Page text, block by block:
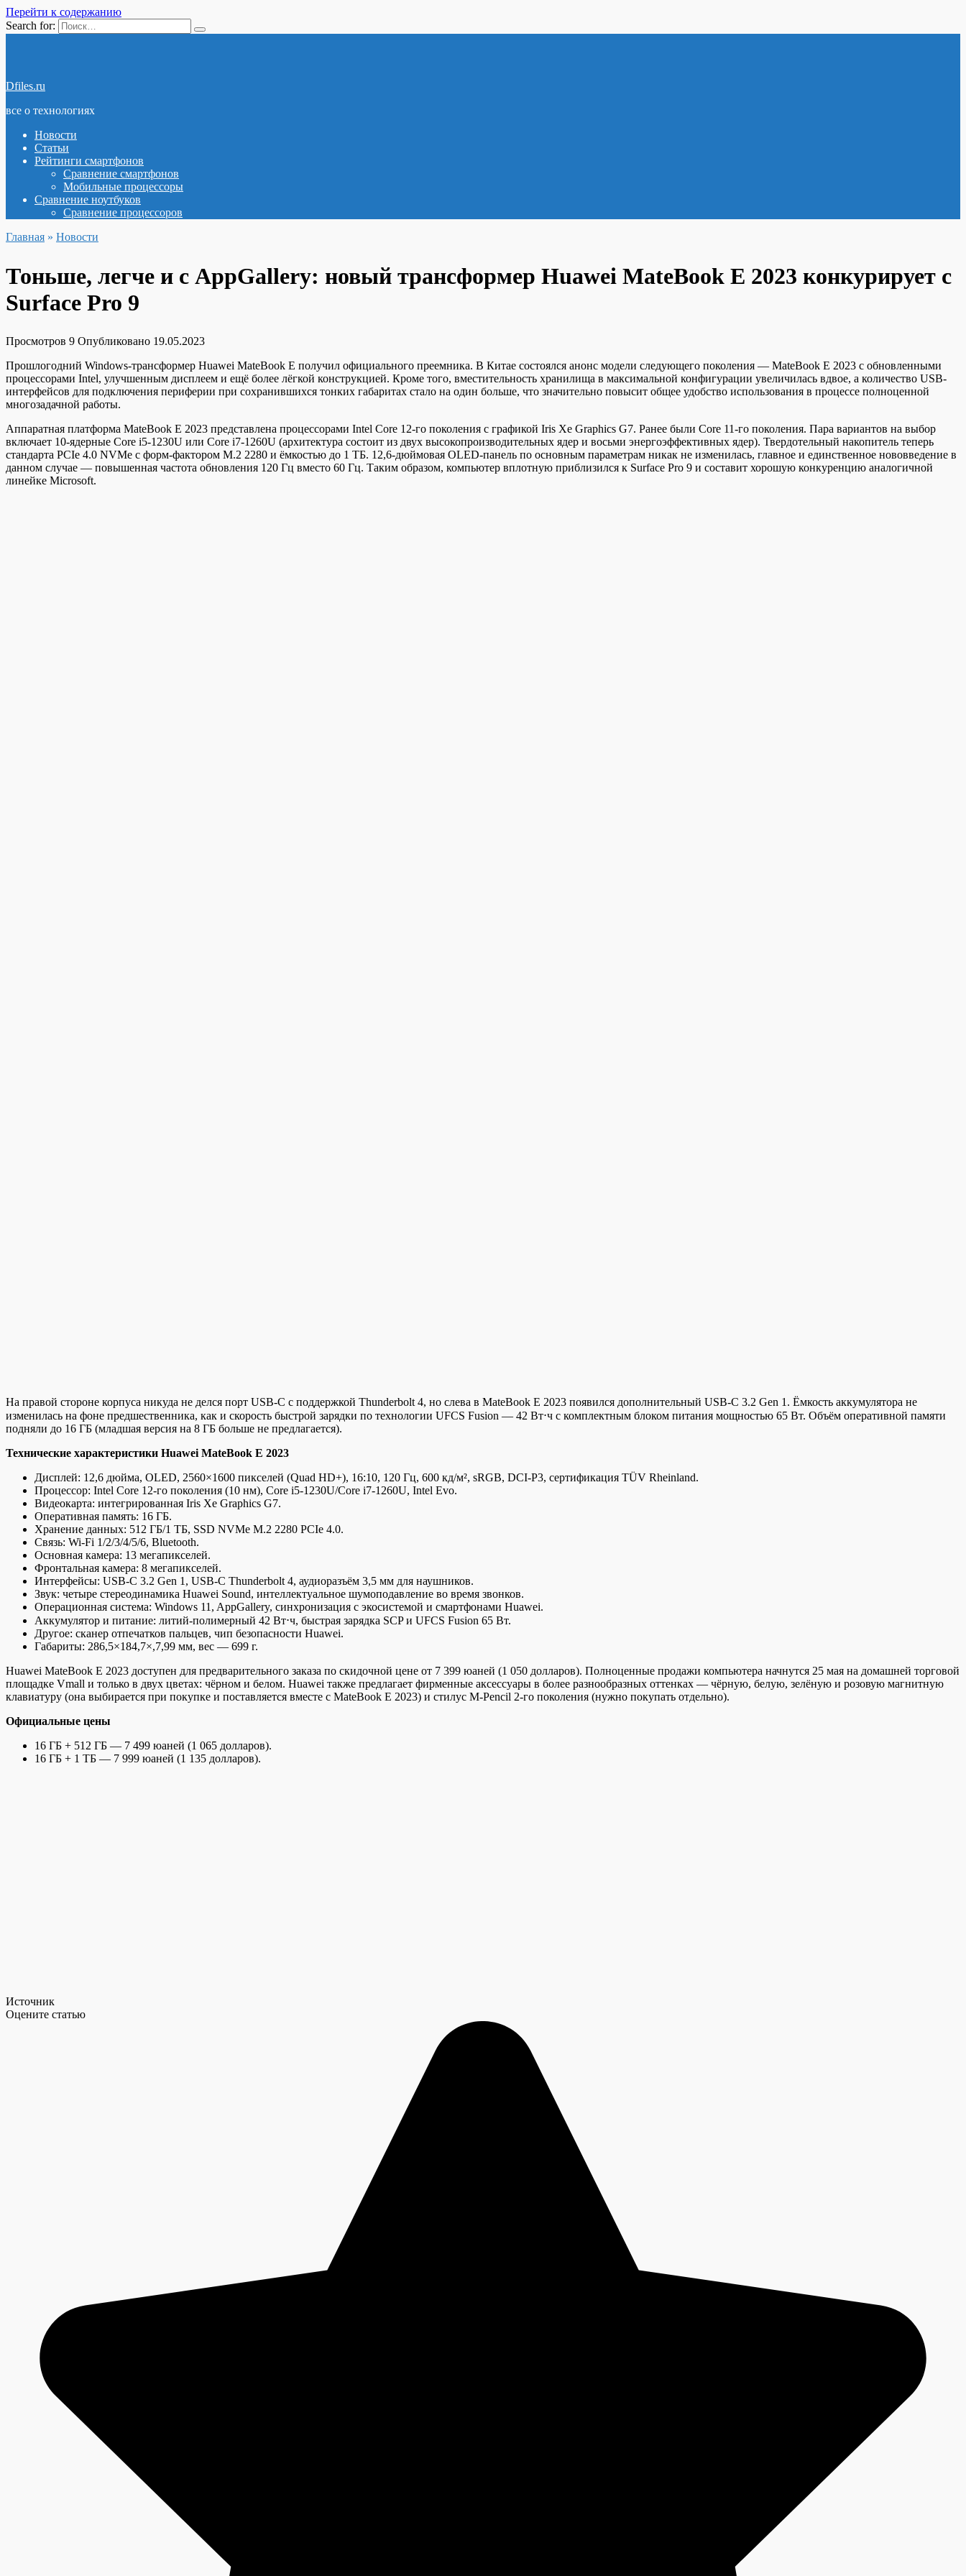
Перейти к содержанию
Search for:
Dfiles.ru
все о технологиях
Новости
Статьи
Рейтинги смартфонов
Сравнение смартфонов
Мобильные процессоры
Сравнение ноутбуков
Сравнение процессоров
Главная » Новости
Тоньше, легче и с AppGallery: новый трансформер Huawei MateBook E 2023 конкурирует с
Surface Pro 9
Просмотров 9 Опубликовано 19.05.2023
Прошлогодний Windows-трансформер Huawei MateBook E получил официального преемника. В Китае состоялся анонс модели следующего поколения — MateBook E 2023 с обновленными
процессорами Intel, улучшенным дисплеем и ещё более лёгкой конструкцией. Кроме того, вместительность хранилища в максимальной конфигурации увеличилась вдвое, а количество USB-
интерфейсов для подключения периферии при сохранившихся тонких габаритах стало на один больше, что значительно повысит общее удобство использования в процессе полноценной
многозадачной работы.
Аппаратная платформа MateBook E 2023 представлена процессорами Intel Core 12-го поколения с графикой Iris Xe Graphics G7. Ранее были Core 11-го поколения. Пара вариантов на выбор
включает 10-ядерные Core i5-1230U или Core i7-1260U (архитектура состоит из двух высокопроизводительных ядер и восьми энергоэффективных ядер). Твердотельный накопитель теперь
стандарта PCIe 4.0 NVMe с форм-фактором M.2 2280 и ёмкостью до 1 ТБ. 12,6-дюймовая OLED-панель по основным параметрам никак не изменилась, главное и единственное нововведение в
данном случае — повышенная частота обновления 120 Гц вместо 60 Гц. Таким образом, компьютер вплотную приблизился к Surface Pro 9 и составит хорошую конкуренцию аналогичной
линейке Microsoft.
На правой стороне корпуса никуда не делся порт USB-C с поддержкой Thunderbolt 4, но слева в MateBook E 2023 появился дополнительный USB-С 3.2 Gen 1. Ëмкость аккумулятора не
изменилась на фоне предшественника, как и скорость быстрой зарядки по технологии UFCS Fusion — 42 Вт⋅ч с комплектным блоком питания мощностью 65 Вт. Объём оперативной памяти
подняли до 16 ГБ (младшая версия на 8 ГБ больше не предлагается).
Технические характеристики Huawei MateBook E 2023
Дисплей: 12,6 дюйма, OLED, 2560×1600 пикселей (Quad HD+), 16:10, 120 Гц, 600 кд/м², sRGB, DCI-P3, сертификация TÜV Rheinland.
Процессор: Intel Core 12-го поколения (10 нм), Core i5-1230U/Core i7-1260U, Intel Evo.
Видеокарта: интегрированная Iris Xe Graphics G7.
Оперативная память: 16 ГБ.
Хранение данных: 512 ГБ/1 ТБ, SSD NVMe M.2 2280 PCIe 4.0.
Связь: Wi-Fi 1/2/3/4/5/6, Bluetooth.
Основная камера: 13 мегапикселей.
Фронтальная камера: 8 мегапикселей.
Интерфейсы: USB-C 3.2 Gen 1, USB-С Thunderbolt 4, аудиоразъём 3,5 мм для наушников.
Звук: четыре стереодинамика Huawei Sound, интеллектуальное шумоподавление во время звонков.
Операционная система: Windows 11, AppGallery, синхронизация с экосистемой и смартфонами Huawei.
Аккумулятор и питание: литий-полимерный 42 Вт⋅ч, быстрая зарядка SCP и UFCS Fusion 65 Вт.
Другое: сканер отпечатков пальцев, чип безопасности Huawei.
Габариты: 286,5×184,7×,7,99 мм, вес — 699 г.
Huawei MateBook E 2023 доступен для предварительного заказа по скидочной цене от 7 399 юаней (1 050 долларов). Полноценные продажи компьютера начнутся 25 мая на домашней торговой
площадке Vmall и только в двух цветах: чёрном и белом. Huawei также предлагает фирменные аксессуары в более разнообразных оттенках — чёрную, белую, зелёную и розовую магнитную
клавиатуру (она выбирается при покупке и поставляется вместе с MateBook E 2023) и стилус M-Pencil 2-го поколения (нужно покупать отдельно).
Официальные цены
16 ГБ + 512 ГБ — 7 499 юаней (1 065 долларов).
16 ГБ + 1 ТБ — 7 999 юаней (1 135 долларов).
Источник
Оцените статью